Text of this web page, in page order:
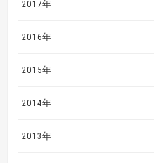
2017年
2016年
2015年
2014年
2013年